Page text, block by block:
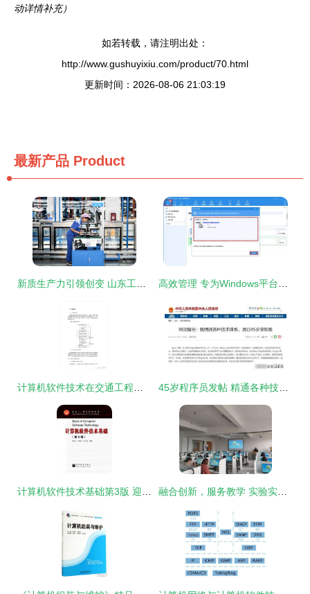
动详情补充）
如若转载，请注明出处：
http://www.gushuyixiu.com/product/70.html
更新时间：2026-08-06 21:03:19
最新产品 Product